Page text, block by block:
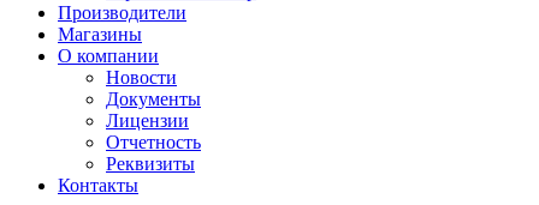
Производители
Магазины
О компании
Новости
Документы
Лицензии
Отчетность
Реквизиты
Контакты